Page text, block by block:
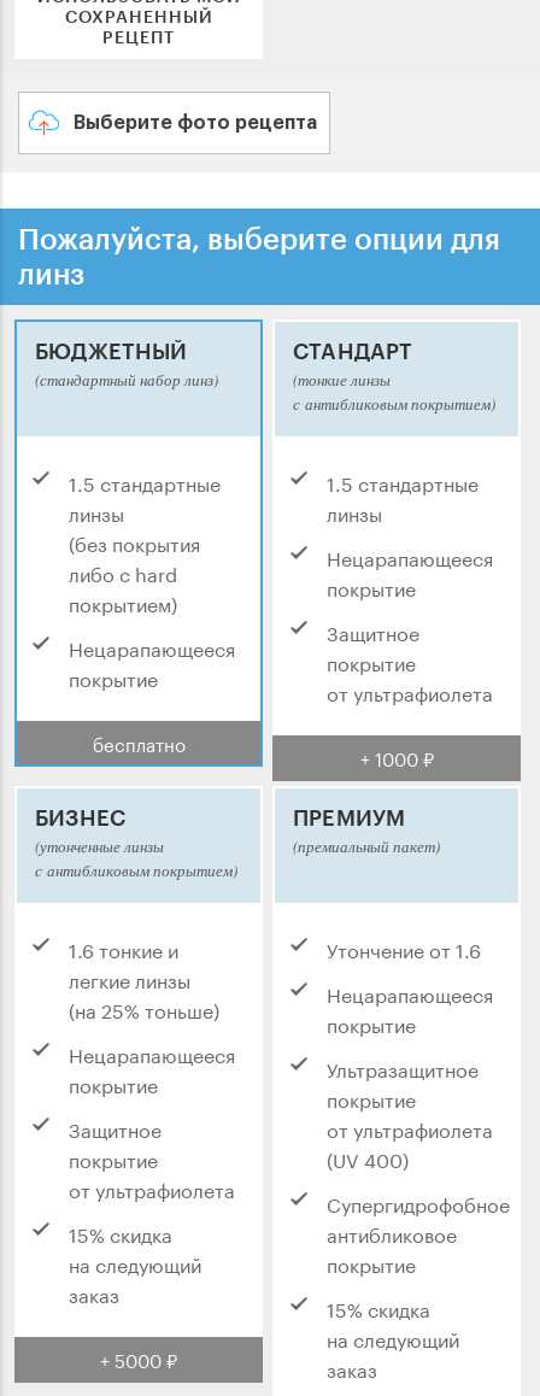
СОХРАНЕННЫЙ
РЕЦЕПТ
Выберите фото рецепта
Пожалуйста, выберите опции для
линз
БЮДЖЕТНЫЙ
(стандартный набор линз)
1.5 стандартные
линзы
(без покрытия
либо с hard
покрытием)
Нецарапающееся
покрытие
бесплатно
СТАНДАРТ
(тонкие линзы
с антибликовым покрытием)
1.5 стандартные
линзы
Нецарапающееся
покрытие
Защитное
покрытие
от ультрафиолета
+ 1000 ₽
БИЗНЕС
(утонченные линзы
с антибликовым покрытием)
1.6 тонкие и
легкие линзы
(на 25% тоньше)
Нецарапающееся
покрытие
Защитное
покрытие
от ультрафиолета
15% скидка
на следующий
заказ
+ 5000 ₽
ПРЕМИУМ
(премиальный пакет)
Утончение от 1.6
Нецарапающееся
покрытие
Ультразащитное
покрытие
от ультрафиолета
(UV 400)
Супергидрофобное
антибликовое
покрытие
15% скидка
на следующий
заказ